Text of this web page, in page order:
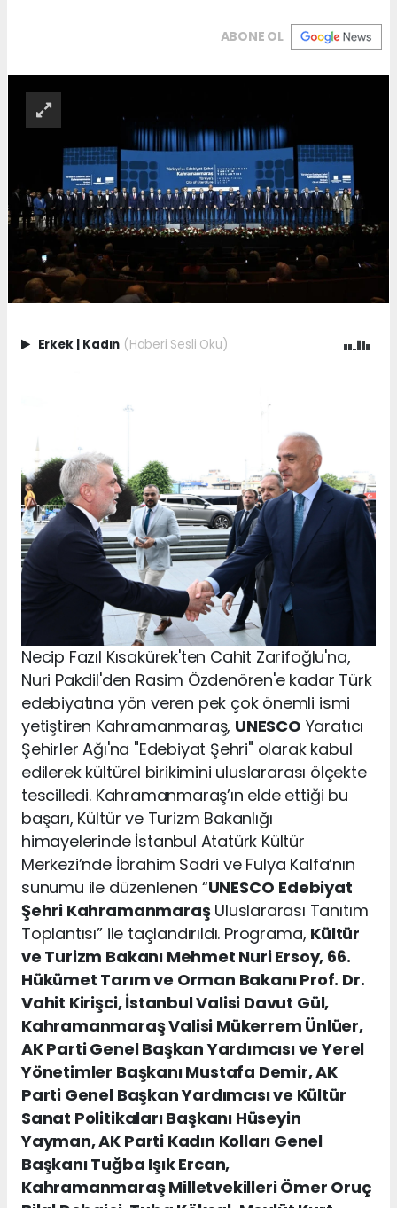
ABONE OL
Erkek Kadın (Haberi Sesli Oku)
Necip Fazıl Kısakürek'ten Cahit Zarifoğlu'na,
Nuri Pakdil'den Rasim Özdenören'e kadar Türk
edebiyatına yön veren pek çok önemli ismi
yetiştiren Kahramanmaraş, UNESCO Yaratıcı
Şehirler Ağı'na "Edebiyat Şehri" olarak kabul
edilerek kültürel birikimini uluslararası ölçekte
tescilledi. Kahramanmaraş’ın elde ettiği bu
başarı, Kültür ve Turizm Bakanlığı
himayelerinde İstanbul Atatürk Kültür
Merkezi’nde İbrahim Sadri ve Fulya Kalfa’nın
sunumu ile düzenlenen “UNESCO Edebiyat
Şehri KahramanmaraşUluslararası Tanıtım
Toplantısı” ile taçlandırıldı. Programa, Kültür
ve Turizm Bakanı Mehmet Nuri Ersoy, 66.
Hükümet Tarım ve Orman Bakanı Prof. Dr.
Vahit Kirişci, İstanbul Valisi Davut Gül,
Kahramanmaraş Valisi Mükerrem Ünlüer,
AK Parti Genel Başkan Yardımcısı ve Yerel
Yönetimler Başkanı Mustafa Demir, AK
Parti Genel Başkan Yardımcısı ve Kültür
Sanat Politikaları Başkanı Hüseyin
Yayman, AK Parti Kadın Kolları Genel
Başkanı Tuğba Işık Ercan,
Kahramanmaraş Milletvekilleri Ömer Oruç